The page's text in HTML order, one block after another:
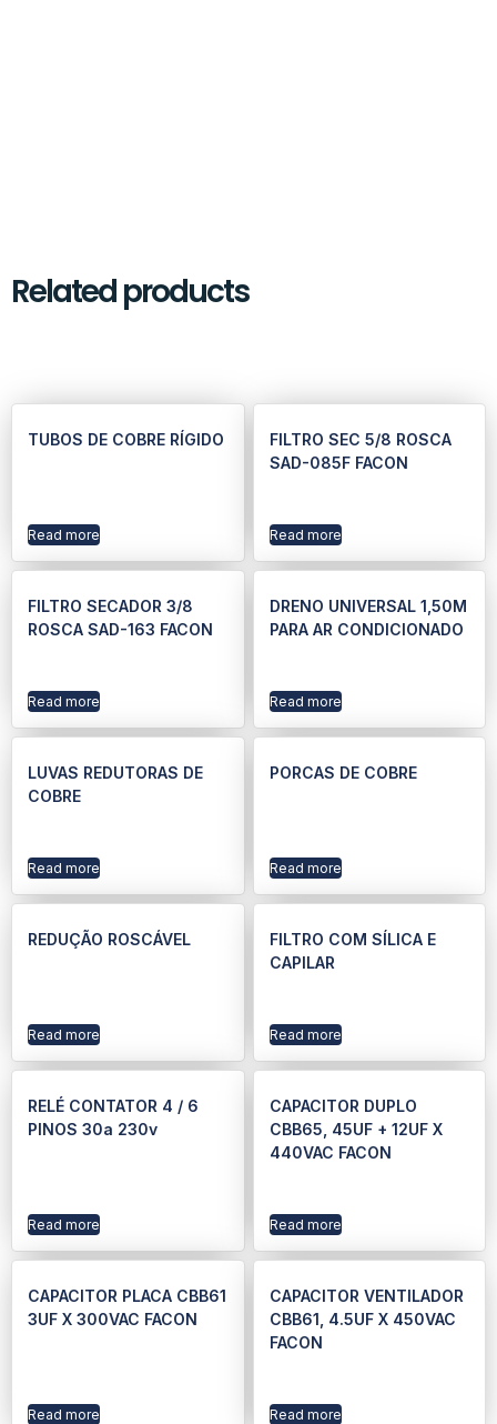
Related products
TUBOS DE COBRE RÍGIDO
Read more
FILTRO SEC 5/8 ROSCA
SAD-085F FACON
Read more
FILTRO SECADOR 3/8
ROSCA SAD-163 FACON
Read more
DRENO UNIVERSAL 1,50M
PARA AR CONDICIONADO
Read more
LUVAS REDUTORAS DE
COBRE
Read more
PORCAS DE COBRE
Read more
REDUÇÃO ROSCÁVEL
Read more
FILTRO COM SÍLICA E
CAPILAR
Read more
RELÉ CONTATOR 4 / 6
PINOS 30a 230v
Read more
CAPACITOR DUPLO
CBB65, 45UF + 12UF X
440VAC FACON
Read more
CAPACITOR PLACA CBB61
3UF X 300VAC FACON
Read more
CAPACITOR VENTILADOR
CBB61, 4.5UF X 450VAC
FACON
Read more